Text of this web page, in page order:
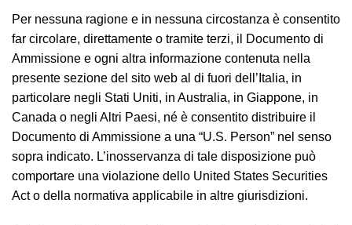
Per nessuna ragione e in nessuna circostanza è consentito
far circolare, direttamente o tramite terzi, il Documento di
Ammissione e ogni altra informazione contenuta nella
presente sezione del sito web al di fuori dell’Italia, in
particolare negli Stati Uniti, in Australia, in Giappone, in
Canada o negli Altri Paesi, né è consentito distribuire il
Documento di Ammissione a una “U.S. Person” nel senso
sopra indicato. L’inosservanza di tale disposizione può
comportare una violazione dello United States Securities
Act o della normativa applicabile in altre giurisdizioni.